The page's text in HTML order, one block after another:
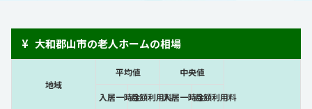
¥ 大和郡山市の老人ホームの相場
地域
平均値 中央値
入居一時金月額利用料入居一時金月額利用料